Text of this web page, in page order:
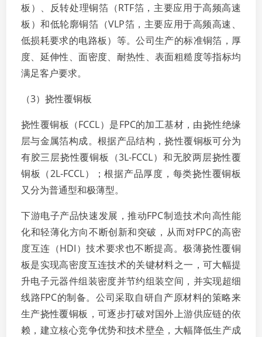
板）、反转处理铜箔（RTF箔，主要应用于高频高速
板）和低轮廓铜箔（VLP箔，主要应用于高频高速、
低损耗要求的电路板）等。公司生产的标准铜箔，厚
度、延伸性、面密度、耐热性、表面粗糙度等指标均
满足客户要求。
（3）挠性覆铜板
挠性覆铜板（FCCL）是FPC的加工基材，由挠性绝缘
层与金属箔构成。根据产品结构，挠性覆铜板可分为
有胶三层挠性覆铜板（3L-FCCL）和无胶两层挠性覆
铜板（2L-FCCL）；根据产品厚度，每类挠性覆铜板
又分为普通型和极薄型。
下游电子产品快速发展，推动FPC制造技术向高性能
化和轻薄化方向不断创新和突破，从而对FPC的高密
度互连（HDI）技术要求也不断提高。极薄挠性覆铜
板是实现高密度互连技术的关键材料之一，可大幅提
升电子元器件组装密度并节约组装空间，并实现超细
线路FPC的制备。公司采取自研自产原材料的策略来
生产挠性覆铜板，可逐步打破对国外上游供应链的依
赖，建立核心竞争优势和技术壁垒，大幅降低生产成